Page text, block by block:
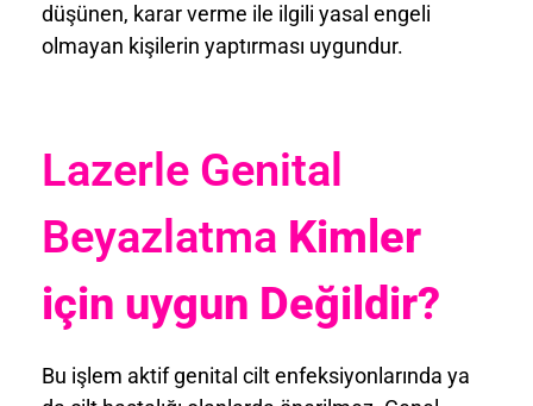
düşünen, karar verme ile ilgili yasal engeli
olmayan kişilerin yaptırması uygundur.
Lazerle Genital
Beyazlatma Kimler
için uygun Değildir?
Bu işlem aktif genital cilt enfeksiyonlarında ya